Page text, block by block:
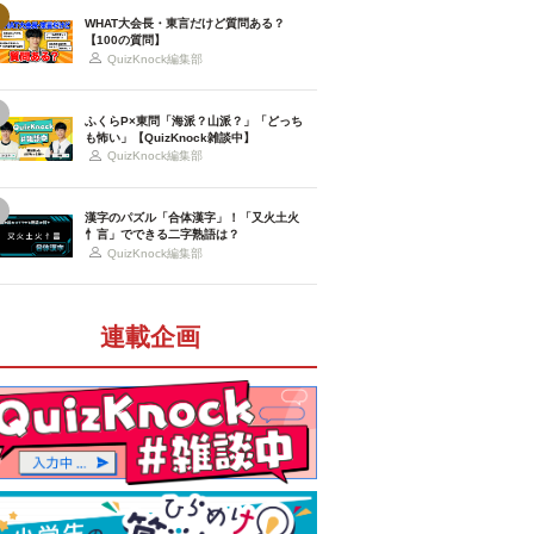
WHAT大会長・東言だけど質問ある？
【100の質問】
QuizKnock編集部
ふくらP×東問「海派？山派？」「どっち
も怖い」【QuizKnock雑談中】
QuizKnock編集部
漢字のパズル「合体漢字」！「又火土火
忄言」でできる二字熟語は？
QuizKnock編集部
連載企画